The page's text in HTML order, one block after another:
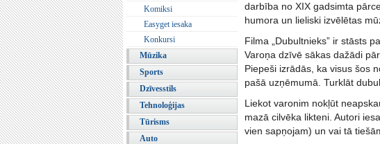
Komiksi
Easyget iesaka
Konkursi
Mūzika
Sports
Dzīvesstils
Tehnoloģijas
Tūrisms
Auto
darbība no XIX gadsimta
humora un lieliski izvēlētas
Filma „Dubultnieks” ir stāsts
Varoņa dzīvē sākas dažādi
Piepeši izrādās, ka visus šos
pašā uzņēmumā. Turklāt
Liekot varonim nokļūt
mazā cilvēka likteni. Autori
vien sapņojam) un vai tā